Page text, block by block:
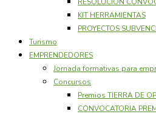
KIT HERRAMIENTAS
PROYECTOS
Turismo
EMPRENDEDORES
Jornada formativas para
Concursos
Premios TIERRA DE
CONVOCATORIA